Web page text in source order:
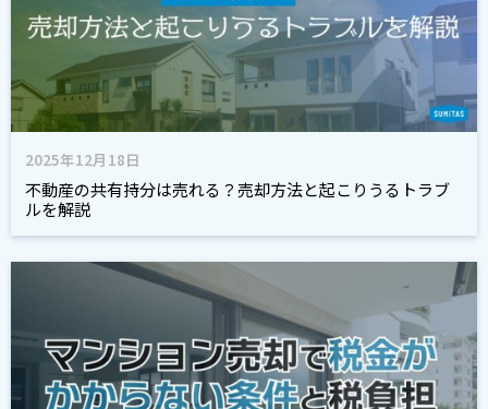
2025年12月18日
不動産の共有持分は売れる？売却方法と起こりうるトラブ
ルを解説